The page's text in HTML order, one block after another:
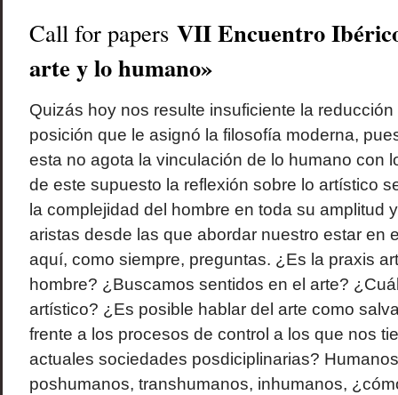
Call for papers VII Encuentro
arte y lo humano»
Quizás hoy nos resulte insuficiente la
posición que le asignó la filosofía moderna,
esta no agota la vinculación de lo humano con
de este supuesto la reflexión sobre lo artístico
la complejidad del hombre en toda su amplitud
aristas desde las que abordar nuestro estar en
aquí, como siempre, preguntas. ¿Es la praxis
hombre? ¿Buscamos sentidos en el arte?
artístico? ¿Es posible hablar del arte como
frente a los procesos de control a los que nos
actuales sociedades posdiciplinarias?
poshumanos, transhumanos, inhumanos,